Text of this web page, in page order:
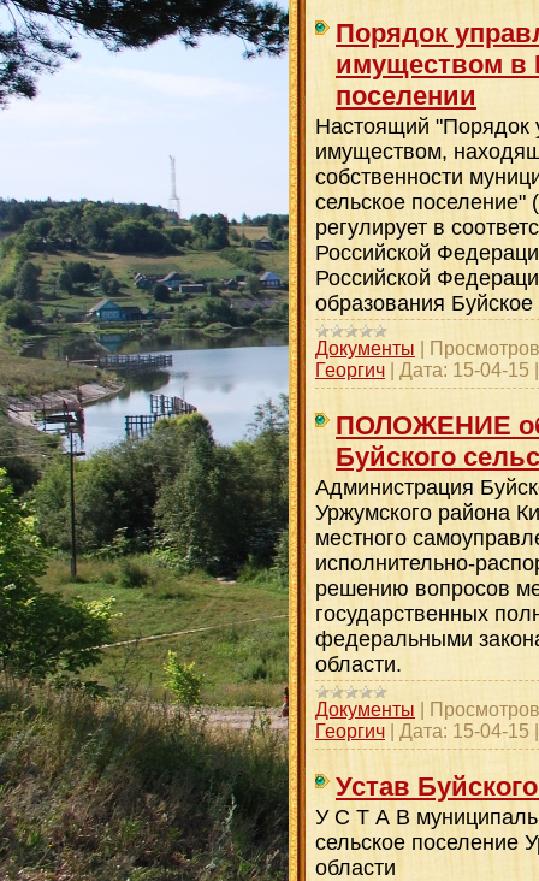
Порядок
имуществом в
поселении
Настоящий "Порядок
имуществом,
собственности
сельское поселение"
регулирует в
Российской
Российской
образования
Документы
Георгич
Дата: 15-04-15
ПОЛОЖЕНИЕ
Буйского
Администрация
Уржумского района
местного
исполнительно-
решению вопросов
государственных
федеральными
области.
Документы
Георгич
Дата: 15-04-15
Устав
У С Т А В
сельское поселение
области